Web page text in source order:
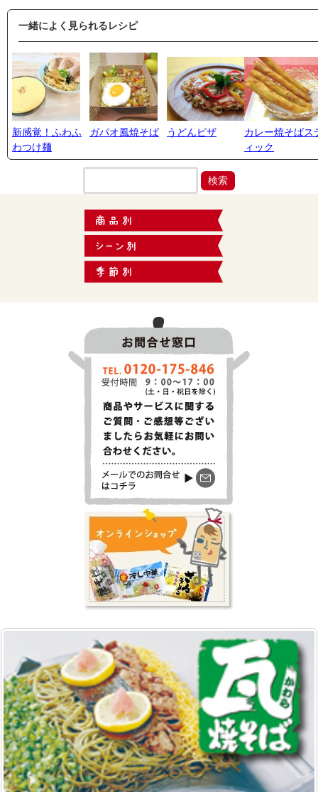
一緒によく見られるレシピ
新感覚！ふわふ
わつけ麺
ガパオ風焼そば うどんピザ
カレー焼そばス
ィック